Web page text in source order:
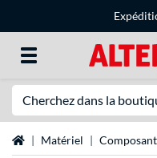
Page d'accueil
Matériel